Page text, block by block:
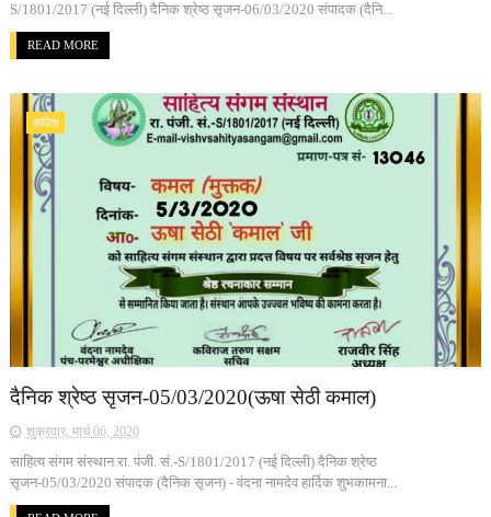
S/1801/2017 (नई दिल्ली) दैनिक श्रेष्ठ सृजन-06/03/2020 संपादक (दैनि...
READ MORE
कविता
दैनिक श्रेष्ठ सृजन-05/03/2020(ऊषा सेठी कमाल)
शुक्रवार, मार्च 06, 2020
साहित्य संगम संस्थान रा. पंजी. सं.-S/1801/2017 (नई दिल्ली) दैनिक श्रेष्ठ
सृजन-05/03/2020 संपादक (दैनिक सृजन) - वंदना नामदेव हार्दिक शुभकामना...